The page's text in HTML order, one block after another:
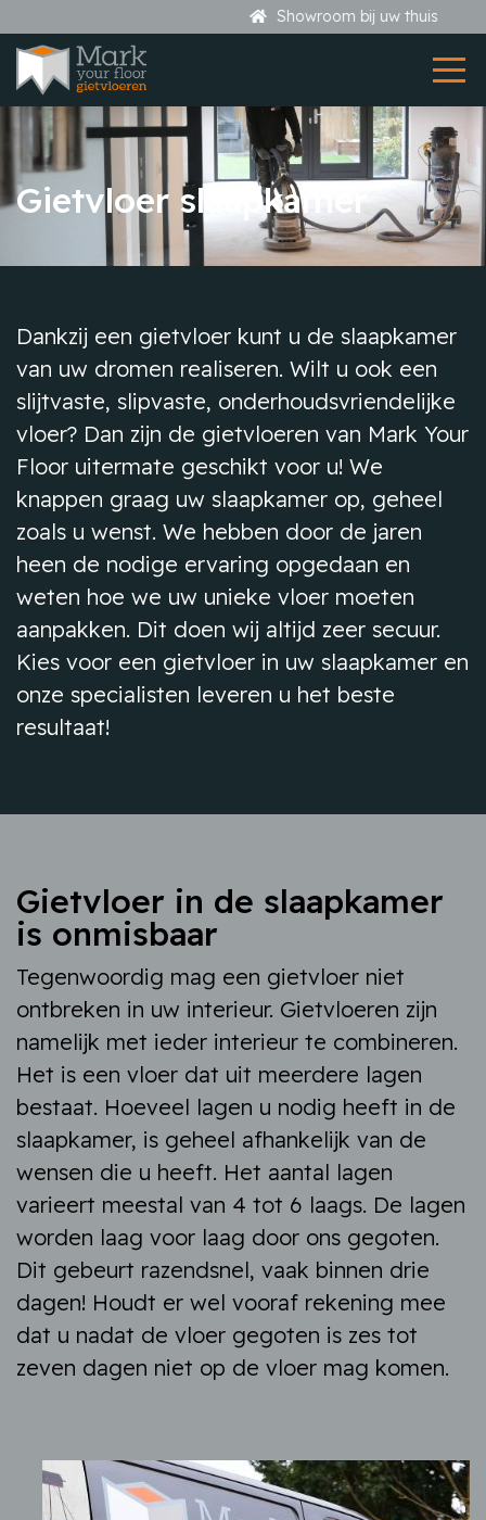
Showroom bij uw thuis
Gietvloer slaapkamer
Dankzij een gietvloer kunt u de slaapkamer
van uw dromen realiseren. Wilt u ook een
slijtvaste, slipvaste, onderhoudsvriendelijke
vloer? Dan zijn de gietvloeren van Mark Your
Floor uitermate geschikt voor u! We
knappen graag uw slaapkamer op, geheel
zoals u wenst. We hebben door de jaren
heen de nodige ervaring opgedaan en
weten hoe we uw unieke vloer moeten
aanpakken. Dit doen wij altijd zeer secuur.
Kies voor een gietvloer in uw slaapkamer en
onze specialisten leveren u het beste
resultaat!
Gietvloer in de slaapkamer
is onmisbaar
Tegenwoordig mag een gietvloer niet
ontbreken in uw interieur. Gietvloeren zijn
namelijk met ieder interieur te combineren.
Het is een vloer dat uit meerdere lagen
bestaat. Hoeveel lagen u nodig heeft in de
slaapkamer, is geheel afhankelijk van de
wensen die u heeft. Het aantal lagen
varieert meestal van 4 tot 6 laags. De lagen
worden laag voor laag door ons gegoten.
Dit gebeurt razendsnel, vaak binnen drie
dagen! Houdt er wel vooraf rekening mee
dat u nadat de vloer gegoten is zes tot
zeven dagen niet op de vloer mag komen.